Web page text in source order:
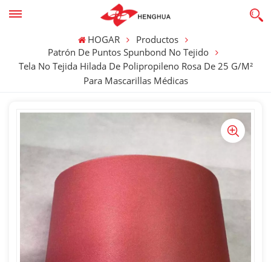
HOGAR
Productos
Patrón De Puntos Spunbond No Tejido
Tela No Tejida Hilada De Polipropileno Rosa De 25 G/m²
Para Mascarillas Médicas